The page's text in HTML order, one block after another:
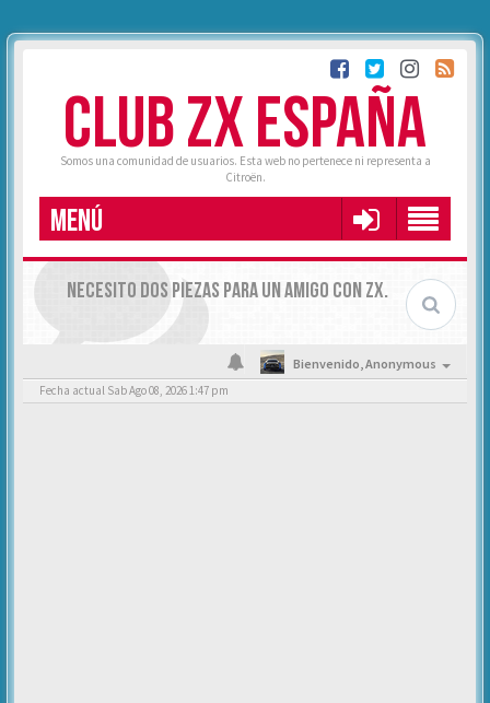
CLUB ZX ESPAÑA
Somos una comunidad de usuarios. Esta web no pertenece ni representa a
Citroën.
MENÚ
NECESITO DOS PIEZAS PARA UN AMIGO CON ZX.
Bienvenido,Anonymous
Fecha actual Sab Ago 08, 2026 1:47 pm